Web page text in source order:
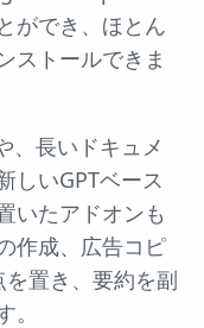
ができ、ほとん
ストールできま
、長いドキュメ
しいGPTベース
いたアドオンも
作成、広告コピ
置き、要約を副